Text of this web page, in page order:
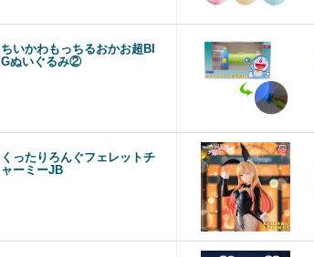
ちいかわもっちるおかお超BI
Gぬいぐるみ②
くったりろんぐフェレットチ
ャーミーJB